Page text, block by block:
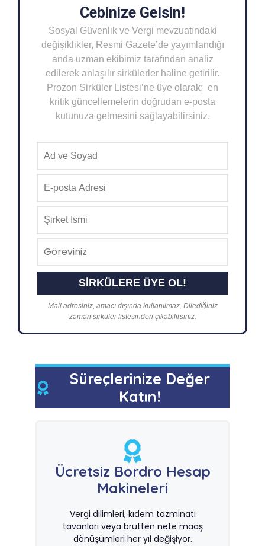
Cebinize Gelsin!
Sosyal Güvenlik ve Vergi mevzuatındaki
değişiklikler, Resmi Gazete’de yayımlandığı
anda uzman ekibimiz tarafından analiz
edilerek anlaşılır sirkülerler haline getirilir.
Prozon Sirküler Listesi’ne üye olarak; en
kritik güncellemelerin doğrudan e-posta
kutunuza gelmesini sağlayabilirsiniz.
Mail adresiniz, amacı dışında kullanılmaz. Dilediğiniz
zaman sirküler listesinden çıkabilirsiniz.
Süreçlerinize Değer
Katın!
Ücretsiz Bordro Hesap
Makineleri
Vergi dilimleri, kıdem tazminatı
tavanları veya brütten nete maaş
dönüşümleri her yıl değişiyor.